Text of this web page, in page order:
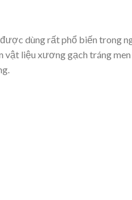
dùng rất phổ biến trong
vật liệu xương gạch tráng